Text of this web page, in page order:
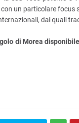
un particolare focus
dai quali
di Morea